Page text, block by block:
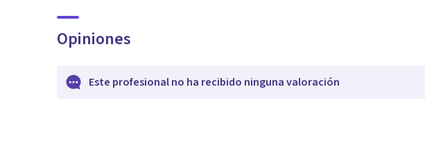
Opiniones
Este profesional no ha recibido ninguna valoración